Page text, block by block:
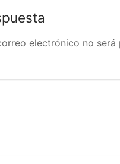
electrónico no será